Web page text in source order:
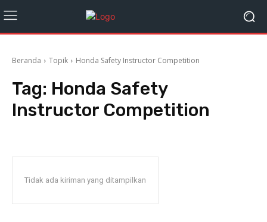
Beranda Topik Honda Safety Instructor Competition
Tag: Honda Safety
Instructor Competition
Tidak ada kiriman yang ditampilkan